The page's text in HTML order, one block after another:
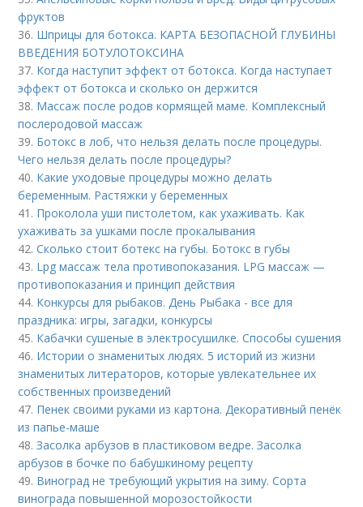
фруктов
36. Шприцы для ботокса. КАРТА БЕЗОПАСНОЙ ГЛУБИНЫ
ВВЕДЕНИЯ БОТУЛОТОКСИНА
37. Когда наступит эффект от ботокса. Когда наступает
эффект от ботокса и сколько он держится
38. Массаж после родов кормящей маме. Комплексный
послеродовой массаж
39. Ботокс в лоб, что нельзя делать после процедуры.
Чего нельзя делать после процедуры?
40. Какие уходовые процедуры можно делать
беременным. Растяжки у беременных
41. Проколола уши пистолетом, как ухаживать. Как
ухаживать за ушками после прокалывания
42.Сколько стоит ботекс на губы. Ботокс в губы
43. Lpg массаж тела противопоказания. LPG массаж —
противопоказания и принцип действия
44. Конкурсы для рыбаков. День Рыбака - все для
праздника: игры, загадки, конкурсы
45. Кабачки сушеные в электросушилке. Способы сушения
46. Истории о знаменитых людях. 5 историй из жизни
знаменитых литераторов, которые увлекательнее их
собственных произведений
47. Пенек своими руками из картона. Декоративный пенёк
из папье-маше
48.Засолка арбузов в пластиковом ведре. Засолка
арбузов в бочке по бабушкиному рецепту
49. Виноград не требующий укрытия на зиму. Сорта
винограда повышенной морозостойкости